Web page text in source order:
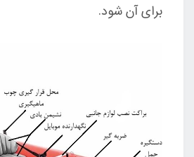
برای آن شود.